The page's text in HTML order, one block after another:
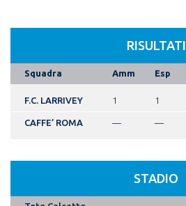
RISULTATI
Squadra Amm Esp
F.C. LARRIVEY 1 1
CAFFE’ ROMA — —
STADIO